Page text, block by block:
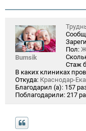
Bumsik
Пол:
Стаж
В каких клиниках
Откуда: Краснодар-
Благодарил (а): 157
Поблагодарили: 217